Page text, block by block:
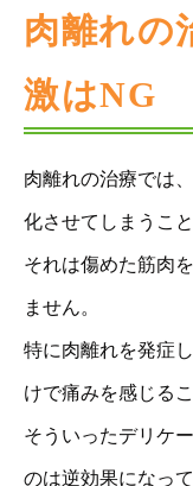
肉離れの
激はNG
肉離れの治療では
化させてしまうこ
それは傷めた筋肉
ません。
特に肉離れを発症
けで痛みを感じる
そういったデリケ
のは逆効果になっ